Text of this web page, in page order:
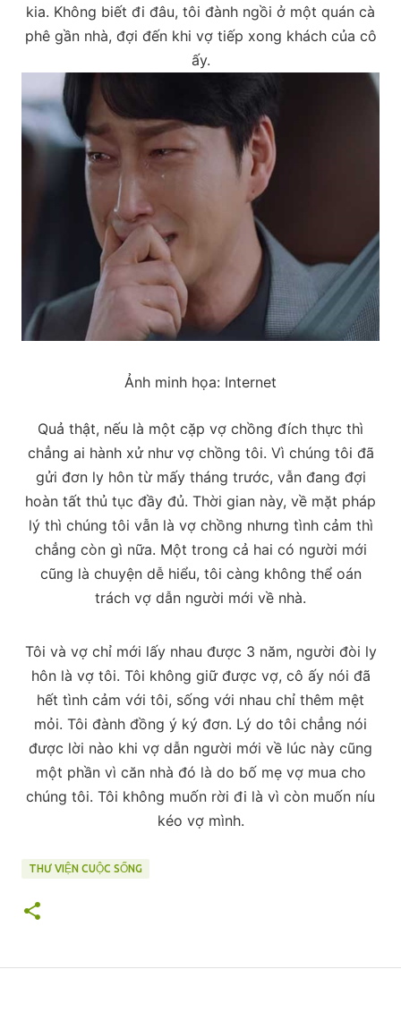
kia. Không biết đi đâu, tôi đành ngồi ở một quán cà
phê gần nhà, đợi đến khi vợ tiếp xong khách của cô
ấy.
Ảnh minh họa: Internet
Quả thật, nếu là một cặp vợ chồng đích thực thì
chẳng ai hành xử như vợ chồng tôi. Vì chúng tôi đã
gửi đơn ly hôn từ mấy tháng trước, vẫn đang đợi
hoàn tất thủ tục đầy đủ. Thời gian này, về mặt pháp
lý thì chúng tôi vẫn là vợ chồng nhưng tình cảm thì
chẳng còn gì nữa. Một trong cả hai có người mới
cũng là chuyện dễ hiểu, tôi càng không thể oán
trách vợ dẫn người mới về nhà.
Tôi và vợ chỉ mới lấy nhau được 3 năm, người đòi ly
hôn là vợ tôi. Tôi không giữ được vợ, cô ấy nói đã
hết tình cảm với tôi, sống với nhau chỉ thêm mệt
mỏi. Tôi đành đồng ý ký đơn. Lý do tôi chẳng nói
được lời nào khi vợ dẫn người mới về lúc này cũng
một phần vì căn nhà đó là do bố mẹ vợ mua cho
chúng tôi. Tôi không muốn rời đi là vì còn muốn níu
kéo vợ mình.
THƯ VIỆN CUỘC SỐNG